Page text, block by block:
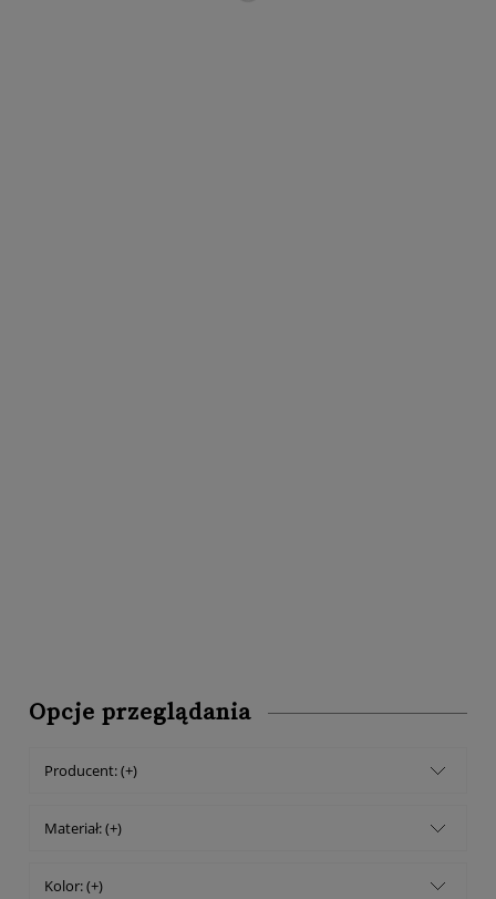
Opcje przeglądania
Producent: (+)
Materiał: (+)
Kolor: (+)